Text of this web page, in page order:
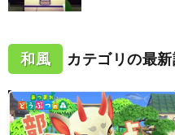
和風 カテゴリの最